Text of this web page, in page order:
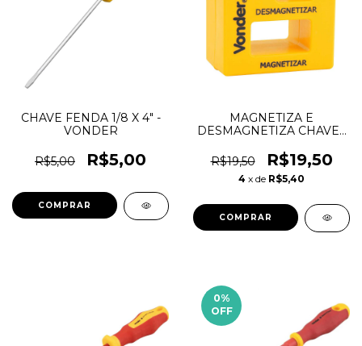
CHAVE FENDA 1/8 X 4" -
VONDER
R$5,00 R$5,00
MAGNETIZA E
DESMAGNETIZA CHAVES
VONDER
R$19,50 R$19,50
4 x de R$5,40
0%
OFF